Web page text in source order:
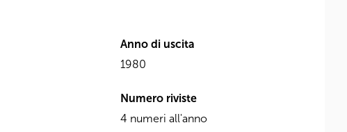
Anno di uscita
1980
Numero riviste
4 numeri all'anno